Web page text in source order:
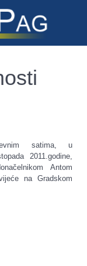
satima, u
2011.godine,
Antom
na Gradskom